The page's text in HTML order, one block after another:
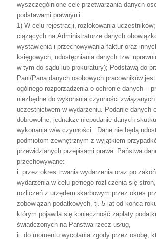
wyszczególnione cele przetwarzania danych
podstawami prawnymi:
1) W celu rejestracji, rozlokowania uczestników;
ciążących na Administratorze danych
wystawienia i przechowywania faktur oraz
księgowych, udostępniania danych tzw.
w tym do sądu lub prokuratury); Podstawą do
Pani/Pana danych osobowych pracowników jest
ogólnego rozporządzenia o ochronie danych –
niezbędne do wykonania czynności związanych
uczestnictwem w wydarzeniu. Podanie danych
dobrowolne, jednakże niepodanie danych
wykonania w/w czynności Dane nie będą
podmiotom zewnętrznym z wyjątkiem
przewidzianych przepisami prawa. Państwa
przechowywane:
i.
przez okres trwania wydarzenia oraz po
wydarzenia w celu pełnego rozliczenia się stron,
rozliczeń z urzędem skarbowym przez okres
zobowiązań podatkowych, tj. 5 lat od końca
którym pojawiła się konieczność zapłaty
świadczonych na Państwa rzecz usług,
ii. do momentu wycofania zgody przez osobę,